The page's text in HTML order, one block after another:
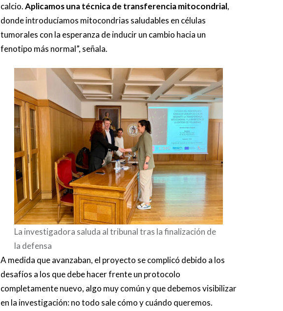
calcio.Aplicamos una técnica de transferencia mitocondrial,
donde introducíamos mitocondrias saludables en células
tumorales con la esperanza de inducir un cambio hacia un
fenotipo más normal”, señala.
La investigadora saluda al tribunal tras la finalización de
la defensa
A medida que avanzaban, el proyecto se complicó debido a los
desafíos a los que debe hacer frente un protocolo
completamente nuevo, algo muy común y que debemos visibilizar
en la investigación: no todo sale cómo y cuándo queremos.